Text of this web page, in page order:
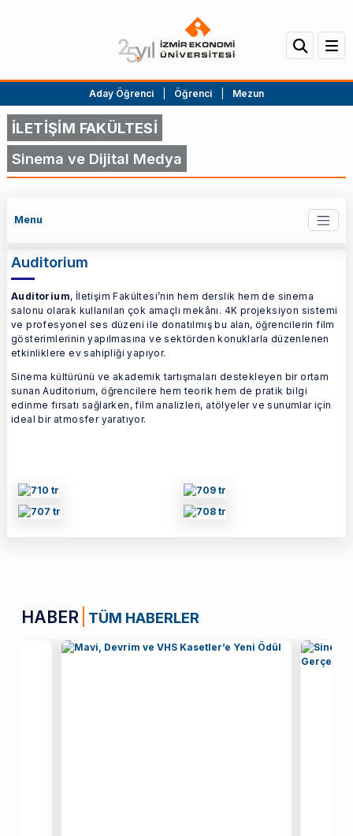
Aday Öğrenci Öğrenci Mezun
İLETİŞİM FAKÜLTESİ
Sinema ve Dijital Medya
Menu
Auditorium
Auditorium, İletişim Fakültesi’nin hem derslik hem de sinema
salonu olarak kullanılan çok amaçlı mekânı. 4K projeksiyon sistemi
ve profesyonel ses düzeni ile donatılmış bu alan, öğrencilerin film
gösterimlerinin yapılmasına ve sektörden konuklarla düzenlenen
etkinliklere ev sahipliği yapıyor.
Sinema kültürünü ve akademik tartışmaları destekleyen bir ortam
sunan Auditorium, öğrencilere hem teorik hem de pratik bilgi
edinme fırsatı sağlarken, film analizleri, atölyeler ve sunumlar için
ideal bir atmosfer yaratıyor.
HABER TÜM HABERLER